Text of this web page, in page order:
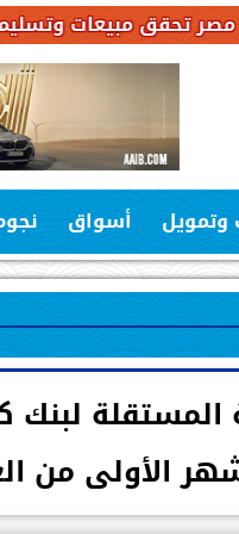
قياسية.. عبد الله سلام
وتمويل أسواق
المستقلة
الأولى من العام